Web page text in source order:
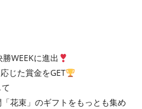
WEEKに進出
じた賞金をGET
花束」のギフトをもっとも集め